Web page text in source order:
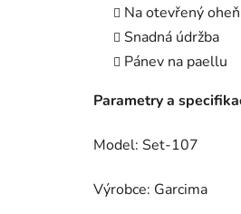
Na otevřený
Snadná údržba
Pánev na paellu
Parametry a
Model: Set-107
Výrobce: Garcima